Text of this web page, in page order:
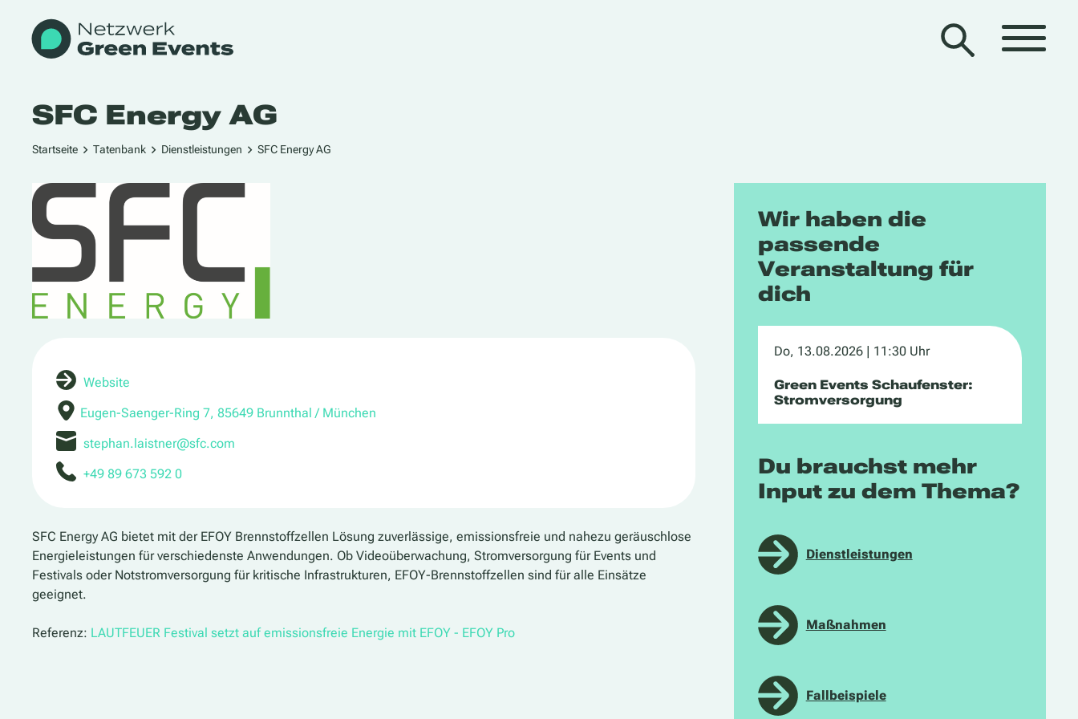
SFC Energy AG
Startseite Tatenbank Dienstleistungen SFC Energy AG
Website
Eugen-Saenger-Ring 7, 85649 Brunnthal / München
stephan.laistner@sfc.com
+49 89 673 592 0
SFC Energy AG bietet mit der EFOY Brennstoffzellen Lösung zuverlässige, emissionsfreie und nahezu geräuschlose
Energieleistungen für verschiedenste Anwendungen. Ob Videoüberwachung, Stromversorgung für Events und
Festivals oder Notstromversorgung für kritische Infrastrukturen, EFOY-Brennstoffzellen sind für alle Einsätze
geeignet.
Referenz: LAUTFEUER Festival setzt auf emissionsfreie Energie mit EFOY - EFOY Pro
Wir haben die
passende
Veranstaltung für
dich
Do, 13.08.2026| 11:30 Uhr
Green Events Schaufenster:
Stromversorgung
Du brauchst mehr
Input zu dem Thema?
Dienstleistungen
Maßnahmen
Fallbeispiele